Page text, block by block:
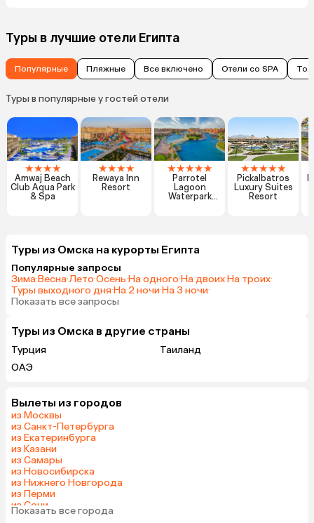
Туры в лучшие отели Египта
Популярные Пляжные Все включено Отели со SPA
Туры в популярные у гостей отели
★★★★
Amwaj Beach
Club Aqua Park
& Spa
★★★★
Rewaya Inn
Resort
★★★★★
Parrotel
Lagoon
Waterpark
★★★★★
Pickalbatros
Luxury Suites
Resort
Туры из Омска на курорты Египта
Популярные запросы
Зима·Весна·Лето·Осень·На одного·На двоих·На троих·
Туры выходного дня·На 2 ночи·На 3 ночи·
Показать все запросы
Туры из Омска в другие страны
Турция
Таиланд
ОАЭ
Вылеты из городов
из Москвы
из Санкт-Петербурга
из Екатеринбурга
из Казани
из Самары
из Новосибирска
из Нижнего Новгорода
из Перми
из Сочи
из Челябинска
Показать все города